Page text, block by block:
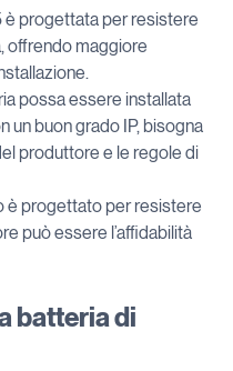
è progettata per resistere
offrendo maggiore
possa essere installata
un buon grado IP, bisogna
produttore e le regole di
è progettato per resistere
può essere l’affidabilità
batteria di